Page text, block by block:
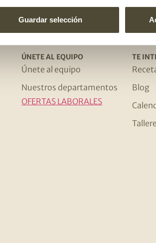
Guardar selección
ÚNETE AL EQUIPO
Únete al equipo
Nuestros departamentos
OFERTAS LABORALES
TE
Blog